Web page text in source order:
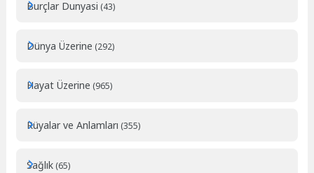
Burçlar Dunyasi (43)
Dünya Üzerine (292)
Hayat Üzerine (965)
Rüyalar ve Anlamları (355)
Sağlık (65)